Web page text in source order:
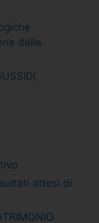
delle
attesi di